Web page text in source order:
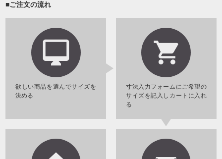
■ご注文の流れ
欲しい商品を選んでサイズを
決める
寸法入力フォームにご希望の
サイズを記入しカートに入れ
る